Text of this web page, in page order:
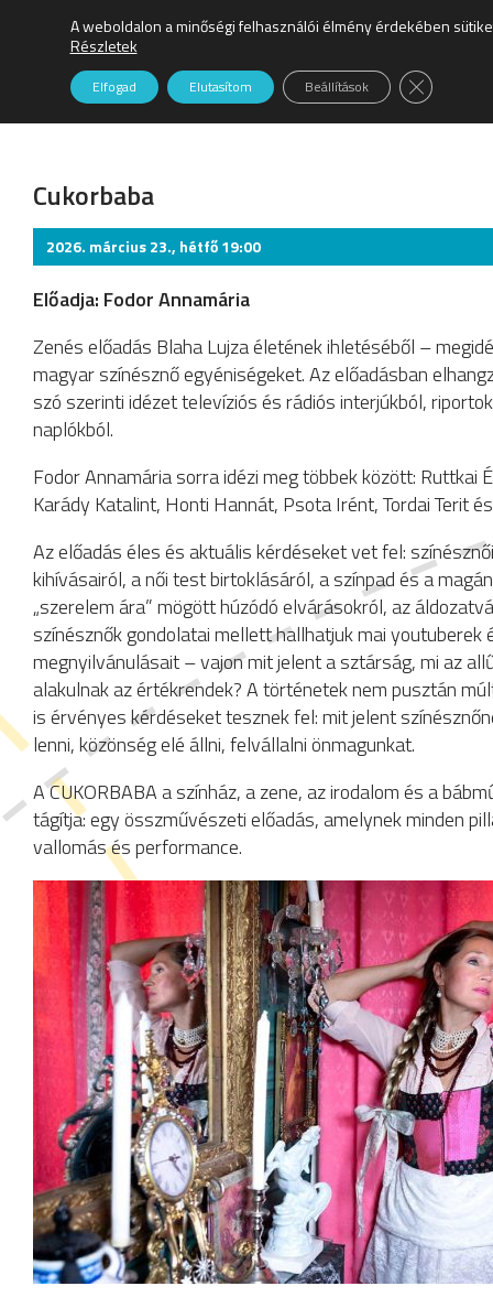
Színház
Cukorbaba
2026. március 23., hétfő 19:00
Előadja: Fodor Annamária
Zenés előadás Blaha Lujza életének ihletéséből –
magyar színésznő egyéniségeket. Az előadásban
szó szerinti idézet televíziós és rádiós interjúkból,
naplókból.
Fodor Annamária sorra idézi meg többek között: Ruttkai
Karády Katalint, Honti Hannát, Psota Irént, Tordai Terit
Az előadás éles és aktuális kérdéseket vet fel:
kihívásairól, a női test birtoklásáról, a színpad és a
„szerelem ára” mögött húzódó elvárásokról, az
színésznők gondolatai mellett hallhatjuk mai youtuberek
megnyilvánulásait – vajon mit jelent a sztárság, mi az
alakulnak az értékrendek? A történetek nem pusztán
is érvényes kérdéseket tesznek fel: mit jelent
lenni, közönség elé állni, felvállalni önmagunkat.
A CUKORBABA a színház, a zene, az irodalom és a
tágítja: egy összművészeti előadás, amelynek minden
vallomás és performance.
A weboldalon a minőségi felhasználói élmény érdekében
Részletek
Elfogad Elutasítom Beállítások Close